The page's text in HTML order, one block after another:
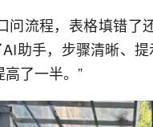
问流程，表格填错了
助手，步骤清晰、
了一半。”